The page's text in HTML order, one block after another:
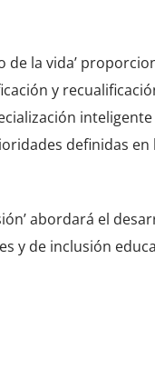
de la vida’
y
definidas en
abordará el
y de inclusión